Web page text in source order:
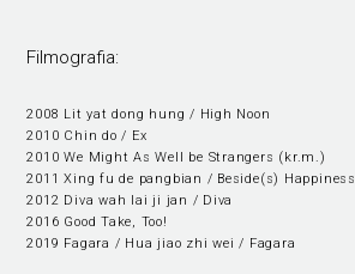
Filmografia:
2008 Lit yat dong hung / High Noon
2010 Chin do / Ex
2010 We Might As Well be Strangers (kr.m.)
2011 Xing fu de pangbian / Beside(s) Happiness
2012 Diva wah lai ji jan / Diva
2016 Good Take, Too!
2019 Fagara / Hua jiao zhi wei / Fagara